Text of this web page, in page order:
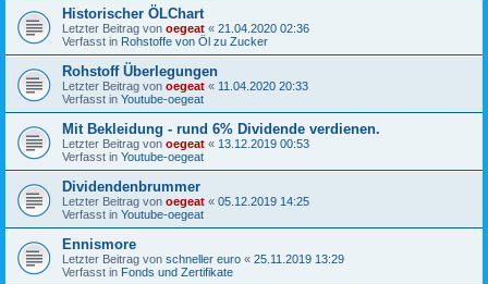
Historischer ÖLChart
Letzter Beitrag von oegeat « 21.04.2020 02:36
Verfasst in Rohstoffe von Öl zu Zucker
Rohstoff Überlegungen
Letzter Beitrag von oegeat « 11.04.2020 20:33
Verfasst in Youtube-oegeat
Mit Bekleidung - rund 6% Dividende verdienen.
Letzter Beitrag von oegeat « 13.12.2019 00:53
Verfasst in Youtube-oegeat
Dividendenbrummer
Letzter Beitrag von oegeat « 05.12.2019 14:25
Verfasst in Youtube-oegeat
Ennismore
Letzter Beitrag von schneller euro « 25.11.2019 13:29
Verfasst in Fonds und Zertifikate